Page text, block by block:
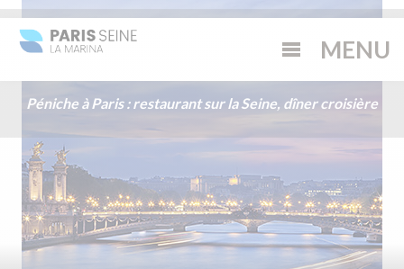
Péniche à Paris : restaurant sur la Seine, dîner croisière